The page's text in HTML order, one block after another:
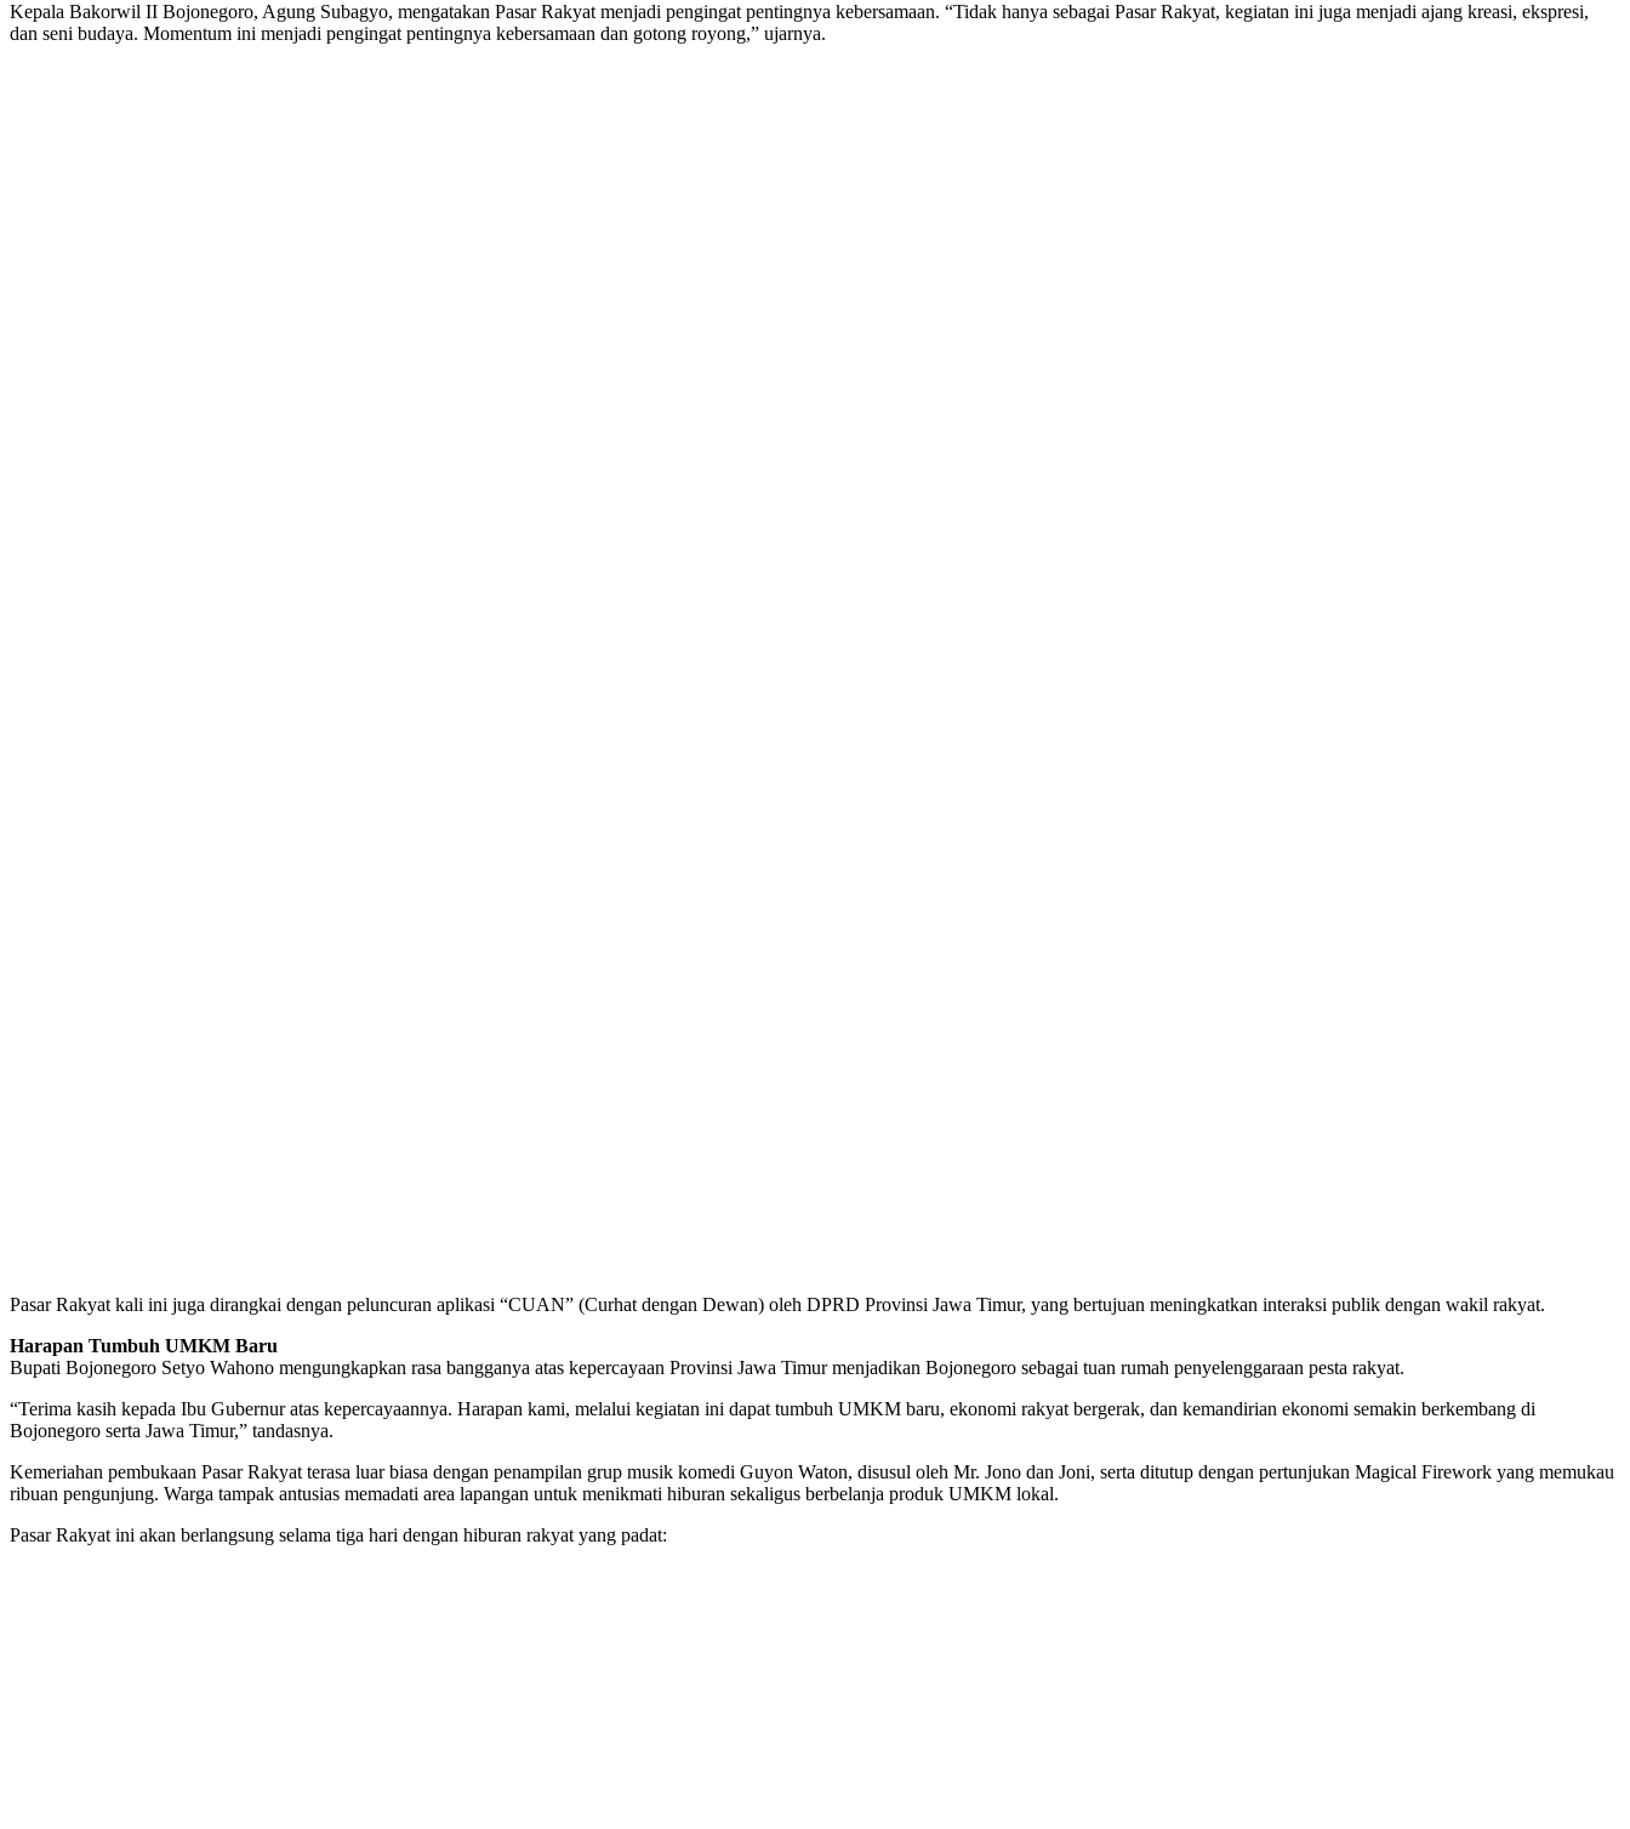
Kepala Bakorwil II Bojonegoro, Agung Subagyo, mengatakan Pasar Rakyat menjadi pengingat pentingnya kebersamaan. “Tidak hanya sebagai Pasar Rakyat, kegiatan ini juga menjadi ajang kreasi, ekspresi,
dan seni budaya. Momentum ini menjadi pengingat pentingnya kebersamaan dan gotong royong,” ujarnya.
Pasar Rakyat kali ini juga dirangkai dengan peluncuran aplikasi “CUAN” (Curhat dengan Dewan) oleh DPRD Provinsi Jawa Timur, yang bertujuan meningkatkan interaksi publik dengan wakil rakyat.
Harapan Tumbuh UMKM Baru
Bupati Bojonegoro Setyo Wahono mengungkapkan rasa bangganya atas kepercayaan Provinsi Jawa Timur menjadikan Bojonegoro sebagai tuan rumah penyelenggaraan pesta rakyat.
“Terima kasih kepada Ibu Gubernur atas kepercayaannya. Harapan kami, melalui kegiatan ini dapat tumbuh UMKM baru, ekonomi rakyat bergerak, dan kemandirian ekonomi semakin berkembang di
Bojonegoro serta Jawa Timur,” tandasnya.
Kemeriahan pembukaan Pasar Rakyat terasa luar biasa dengan penampilan grup musik komedi Guyon Waton, disusul oleh Mr. Jono dan Joni, serta ditutup dengan pertunjukan Magical Firework yang memukau
ribuan pengunjung. Warga tampak antusias memadati area lapangan untuk menikmati hiburan sekaligus berbelanja produk UMKM lokal.
Pasar Rakyat ini akan berlangsung selama tiga hari dengan hiburan rakyat yang padat: